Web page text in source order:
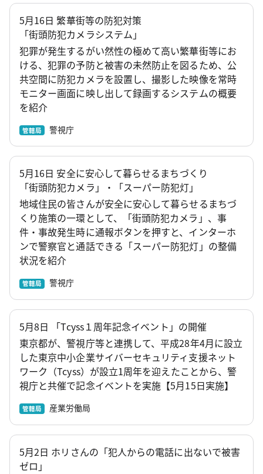
5月16日 繁華街等の防犯対策
「街頭防犯カメラシステム」
犯罪が発生するがい然性の極めて高い繁華街等にお
ける、犯罪の予防と被害の未然防止を図るため、公
共空間に防犯カメラを設置し、撮影した映像を常時
モニター画面に映し出して録画するシステムの概要
を紹介
管轄局 警視庁
5月16日 安全に安心して暮らせるまちづくり
「街頭防犯カメラ」・「スーパー防犯灯」
地域住民の皆さんが安全に安心して暮らせるまちづ
くり施策の一環として、「街頭防犯カメラ」、事
件・事故発生時に通報ボタンを押すと、インターホ
ンで警察官と通話できる「スーパー防犯灯」の整備
状況を紹介
管轄局 警視庁
5月8日 「Tcyss１周年記念イベント」の開催
東京都が、警視庁等と連携して、平成28年4月に設立
した東京中小企業サイバーセキュリティ支援ネット
ワーク（Tcyss）が設立1周年を迎えたことから、警
視庁と共催で記念イベントを実施【5月15日実施】
管轄局 産業労働局
5月2日 ホリさんの「犯人からの電話に出ないで被害
ゼロ」